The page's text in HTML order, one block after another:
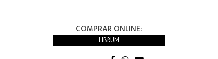
COMPRAR ONLINE:
LIBRUM